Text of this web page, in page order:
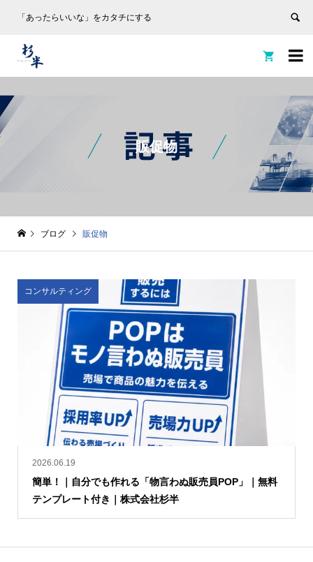
「あったらいいな」をカタチにする


販促物
ブログ 販促物
2026.06.19
簡単！｜自分でも作れる「物言わぬ販売員POP」｜無料
テンプレート付き｜株式会社杉半
コンサルティング